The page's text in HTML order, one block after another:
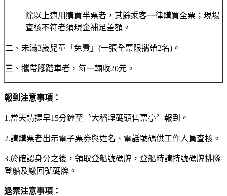
除以上適用購買半票者，其餘乘客一律購買全票；現場
查核不符者須現金補足差額。
二、未滿3歲兒童「免費」(一張全票限攜帶2名)。
三、攜帶腳踏車者，每一輛收20元。
報到注意事項：
1.當天請提早15分鐘至〝大稻埕碼頭售票亭〞報到。
2.請購票者出示電子票券與姓名、電話號碼供工作人員查核。
3.於確認身分之後，領取登船號碼牌，登船時請持號碼牌排隊
登船及繳回號碼牌。
退票注意事項：